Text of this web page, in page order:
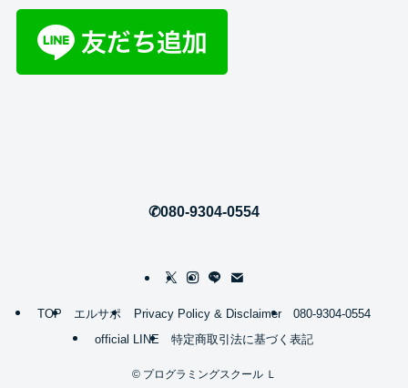
✆080-9304-0554
TOP エルサポ Privacy Policy & Disclaimer
080-9304-0554
official LINE
特定商取引法に基づく表記
©プログラミングスクール Ｌ